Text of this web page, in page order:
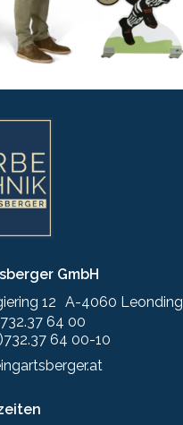
GmbH
12 A-4060 Leonding
64 00
64 00-10